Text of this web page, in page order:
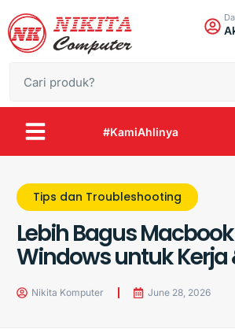
#KamiAhlinya
Tips dan Troubleshooting
Lebih Bagus
Windows untuk Kerja
Nikita Komputer June 28, 2026